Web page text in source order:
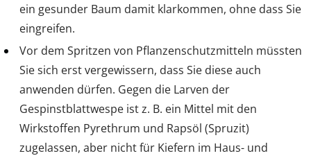
ein gesunder Baum damit klarkommen, ohne dass Sie
eingreifen.
Vor dem Spritzen von Pflanzenschutzmitteln müssten
Sie sich erst vergewissern, dass Sie diese auch
anwenden dürfen. Gegen die Larven der
Gespinstblattwespe ist z. B. ein Mittel mit den
Wirkstoffen Pyrethrum und Rapsöl (Spruzit)
zugelassen, aber nicht für Kiefern im Haus- und